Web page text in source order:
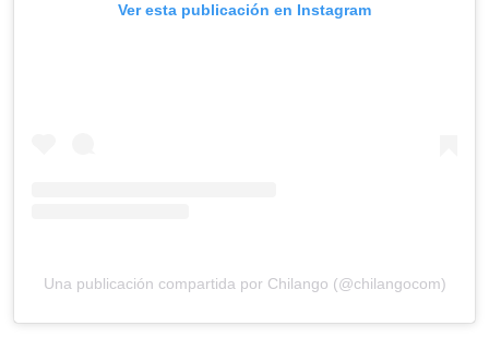
Ver esta publicación en Instagram
Una publicación compartida por Chilango (@chilangocom)